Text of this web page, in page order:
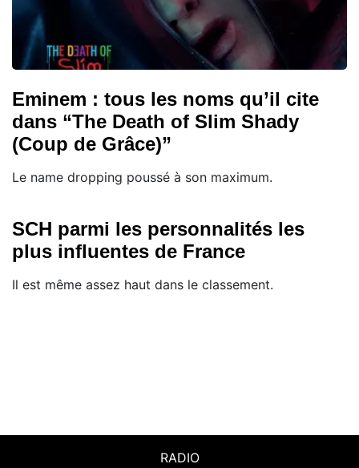
Eminem : tous les noms qu’il cite
dans “The Death of Slim Shady
(Coup de Grâce)”
Le name dropping poussé à son maximum.
SCH parmi les personnalités les
plus influentes de France
Il est même assez haut dans le classement.
RADIO